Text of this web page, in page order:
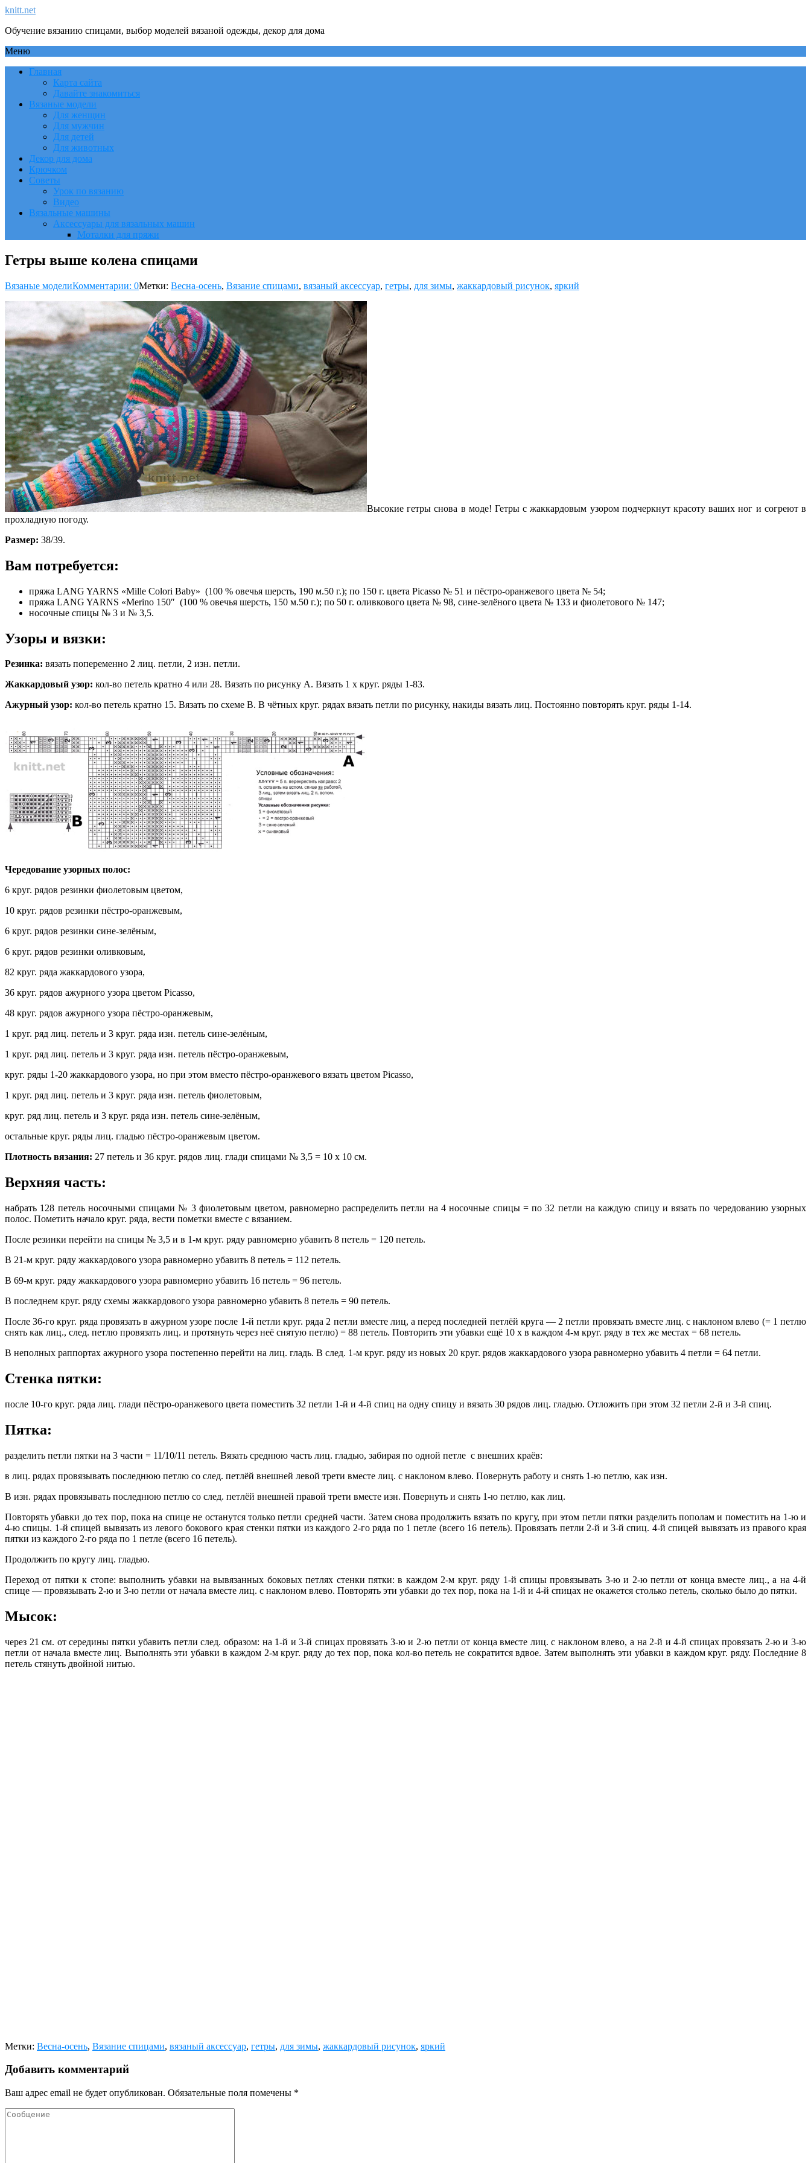
knitt.net
Обучение вязанию спицами, выбор моделей вязаной одежды, декор для дома
Меню
Главная
Карта сайта
Давайте знакомиться
Вязаные модели
Для женщин
Для мужчин
Для детей
Для животных
Декор для дома
Крючком
Советы
Урок по вязанию
Видео
Вязальные машины
Аксессуары для вязальных машин
Моталки для пряжи
Гетры выше колена спицами
Вязаные моделиКомментарии: 0Метки: Весна-осень, Вязание спицами, вязаный аксессуар, гетры, для зимы, жаккардовый рисунок, яркий
Высокие гетры снова в моде! Гетры с жаккардовым узором подчеркнут красоту ваших ног и согреют в
прохладную погоду.
Размер: 38/39.
Вам потребуется:
пряжа LANG YARNS «Mille Colori Baby» (100 % овечья шерсть, 190 м.50 г.); по 150 г. цвета Picasso № 51 и пёстро-оранжевого цвета № 54;
пряжа LANG YARNS «Merino 150″ (100 % овечья шерсть, 150 м.50 г.); по 50 г. оливкового цвета № 98, сине-зелёного цвета № 133 и фиолетового № 147;
носочные спицы № 3 и № 3,5.
Узоры и вязки:
Резинка: вязать попеременно 2 лиц. петли, 2 изн. петли.
Жаккардовый узор: кол-во петель кратно 4 или 28. Вязать по рисунку А. Вязать 1 х круг. ряды 1-83.
Ажурный узор: кол-во петель кратно 15. Вязать по схеме В. В чётных круг. рядах вязать петли по рисунку, накиды вязать лиц. Постоянно повторять круг. ряды 1-14.
Чередование узорных полос:
6 круг. рядов резинки фиолетовым цветом,
10 круг. рядов резинки пёстро-оранжевым,
6 круг. рядов резинки сине-зелёным,
6 круг. рядов резинки оливковым,
82 круг. ряда жаккардового узора,
36 круг. рядов ажурного узора цветом Picasso,
48 круг. рядов ажурного узора пёстро-оранжевым,
1 круг. ряд лиц. петель и 3 круг. ряда изн. петель сине-зелёным,
1 круг. ряд лиц. петель и 3 круг. ряда изн. петель пёстро-оранжевым,
круг. ряды 1-20 жаккардового узора, но при этом вместо пёстро-оранжевого вязать цветом Picasso,
1 круг. ряд лиц. петель и 3 круг. ряда изн. петель фиолетовым,
круг. ряд лиц. петель и 3 круг. ряда изн. петель сине-зелёным,
остальные круг. ряды лиц. гладью пёстро-оранжевым цветом.
Плотность вязания: 27 петель и 36 круг. рядов лиц. глади спицами № 3,5 = 10 х 10 см.
Верхняя часть:
набрать 128 петель носочными спицами № 3 фиолетовым цветом, равномерно распределить петли на 4 носочные спицы = по 32 петли на каждую спицу и вязать по чередованию узорных
полос. Пометить начало круг. ряда, вести пометки вместе с вязанием.
После резинки перейти на спицы № 3,5 и в 1-м круг. ряду равномерно убавить 8 петель = 120 петель.
В 21-м круг. ряду жаккардового узора равномерно убавить 8 петель = 112 петель.
В 69-м круг. ряду жаккардового узора равномерно убавить 16 петель = 96 петель.
В последнем круг. ряду схемы жаккардового узора равномерно убавить 8 петель = 90 петель.
После 36-го круг. ряда провязать в ажурном узоре после 1-й петли круг. ряда 2 петли вместе лиц, а перед последней петлёй круга — 2 петли провязать вместе лиц. с наклоном влево (= 1 петлю
снять как лиц., след. петлю провязать лиц. и протянуть через неё снятую петлю) = 88 петель. Повторить эти убавки ещё 10 х в каждом 4-м круг. ряду в тех же местах = 68 петель.
В неполных раппортах ажурного узора постепенно перейти на лиц. гладь. В след. 1-м круг. ряду из новых 20 круг. рядов жаккардового узора равномерно убавить 4 петли = 64 петли.
Стенка пятки:
после 10-го круг. ряда лиц. глади пёстро-оранжевого цвета поместить 32 петли 1-й и 4-й спиц на одну спицу и вязать 30 рядов лиц. гладью. Отложить при этом 32 петли 2-й и 3-й спиц.
Пятка:
разделить петли пятки на 3 части = 11/10/11 петель. Вязать среднюю часть лиц. гладью, забирая по одной петле с внешних краёв:
в лиц. рядах провязывать последнюю петлю со след. петлёй внешней левой трети вместе лиц. с наклоном влево. Повернуть работу и снять 1-ю петлю, как изн.
В изн. рядах провязывать последнюю петлю со след. петлёй внешней правой трети вместе изн. Повернуть и снять 1-ю петлю, как лиц.
Повторять убавки до тех пор, пока на спице не останутся только петли средней части. Затем снова продолжить вязать по кругу, при этом петли пятки разделить пополам и поместить на 1-ю и
4-ю спицы. 1-й спицей вывязать из левого бокового края стенки пятки из каждого 2-го ряда по 1 петле (всего 16 петель). Провязать петли 2-й и 3-й спиц. 4-й спицей вывязать из правого края
пятки из каждого 2-го ряда по 1 петле (всего 16 петель).
Продолжить по кругу лиц. гладью.
Переход от пятки к стопе: выполнить убавки на вывязанных боковых петлях стенки пятки: в каждом 2-м круг. ряду 1-й спицы провязывать 3-ю и 2-ю петли от конца вместе лиц., а на 4-й
спице — провязывать 2-ю и 3-ю петли от начала вместе лиц. с наклоном влево. Повторять эти убавки до тех пор, пока на 1-й и 4-й спицах не окажется столько петель, сколько было до пятки.
Мысок:
через 21 см. от середины пятки убавить петли след. образом: на 1-й и 3-й спицах провязать 3-ю и 2-ю петли от конца вместе лиц. с наклоном влево, а на 2-й и 4-й спицах провязать 2-ю и 3-ю
петли от начала вместе лиц. Выполнять эти убавки в каждом 2-м круг. ряду до тех пор, пока кол-во петель не сократится вдвое. Затем выполнять эти убавки в каждом круг. ряду. Последние 8
петель стянуть двойной нитью.
Метки: Весна-осень, Вязание спицами, вязаный аксессуар, гетры, для зимы, жаккардовый рисунок, яркий
Добавить комментарий
Ваш адрес email не будет опубликован. Обязательные поля помечены *